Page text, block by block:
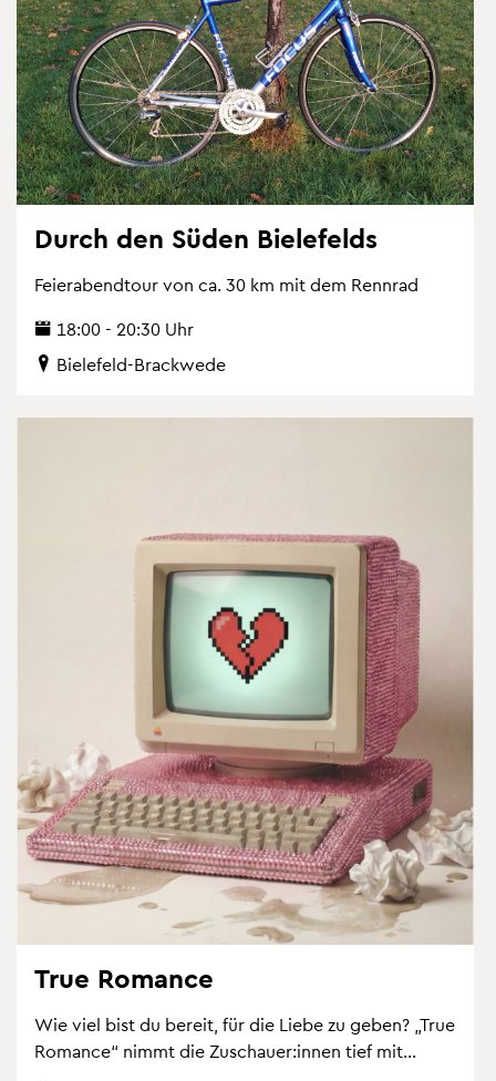
Durch den Süden Bie­le­felds
Fei­er­abend­tour von ca. 30 km mit dem Renn­rad
18:00 - 20:30 Uhr
Bie­le­feld-Brack­we­de
True Ro­mance
Wie viel bist du be­reit, für die Liebe zu geben? „True
Ro­mance“ nimmt die Zu­schau­er:innen tief mit...